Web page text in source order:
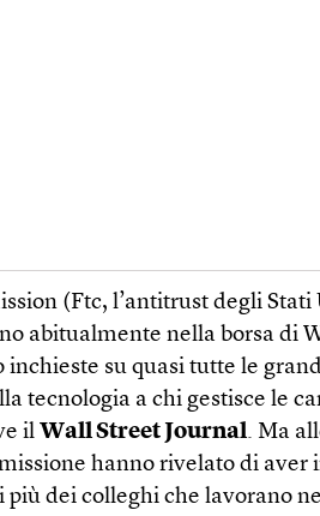
(Ftc, l’antitrust degli Stati
abitualmente nella borsa di
su quasi tutte le
tecnologia a chi gestisce le
il Wall Street Journal. Ma
hanno rivelato di aver
più dei colleghi che lavorano